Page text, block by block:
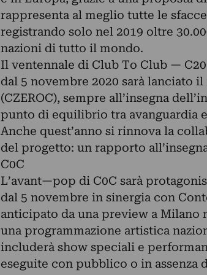
rappresenta al meglio tutte le
registrando solo nel 2019 oltre
nazioni di tutto il mondo.
Il ventennale di Club To Club —
dal 5 novembre 2020 sarà lanciato
(CZEROC), sempre all’insegna
punto di equilibrio tra avanguardia
Anche quest’anno si rinnova la
del progetto: un rapporto
C0C
L’avant—pop di C0C sarà
dal 5 novembre in sinergia con
anticipato da una preview a Milano
una programmazione artistica
includerà show speciali e
eseguite con pubblico o in